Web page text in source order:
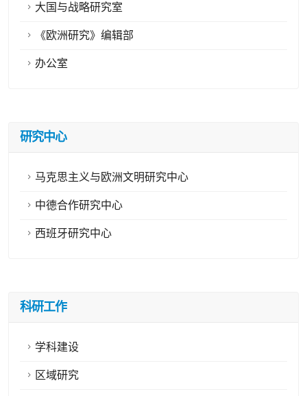
大国与战略研究室
《欧洲研究》编辑部
办公室
研究中心
马克思主义与欧洲文明研究中心
中德合作研究中心
西班牙研究中心
科研工作
学科建设
区域研究